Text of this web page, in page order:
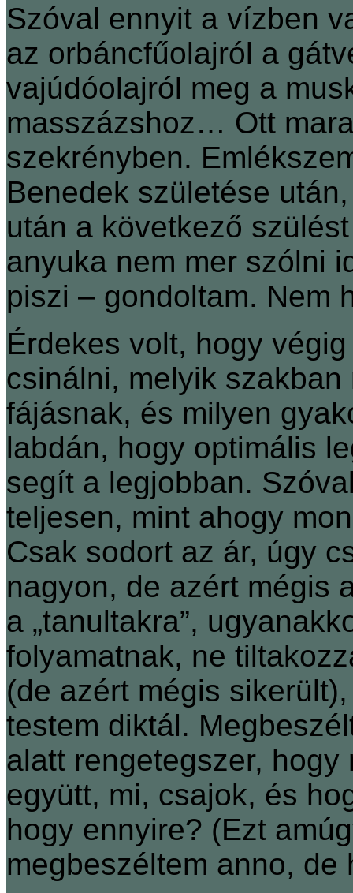
Szóval ennyit a vízben
az orbáncfűolajról a
vajúdóolajról meg a
masszázshoz… Ott
szekrényben.
Benedek születése
után a következő
anyuka nem mer szólni
piszi – gondoltam. Nem
Érdekes volt, hogy
csinálni, melyik szakban
fájásnak, és milyen
labdán, hogy optimális
segít a legjobban.
teljesen, mint ahogy
Csak sodort az ár, úgy
nagyon, de azért mégis
a „tanultakra”,
folyamatnak, ne
(de azért mégis
testem diktál.
alatt rengetegszer,
együtt, mi, csajok, és
hogy ennyire? (Ezt
megbeszéltem anno,